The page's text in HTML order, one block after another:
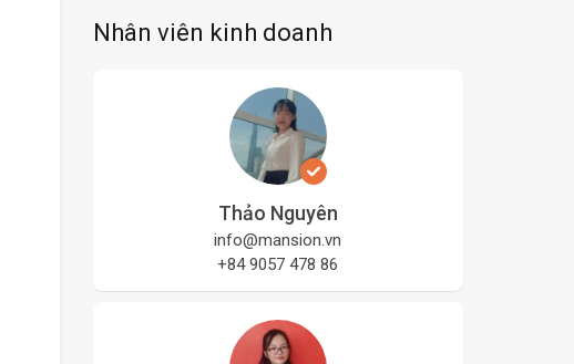
Nhân viên kinh doanh
Thảo Nguyên
info@mansion.vn
+84 9057 478 86